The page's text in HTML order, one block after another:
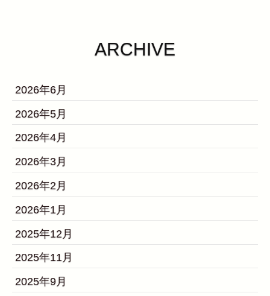
ARCHIVE
2026年6月
2026年5月
2026年4月
2026年3月
2026年2月
2026年1月
2025年12月
2025年11月
2025年9月